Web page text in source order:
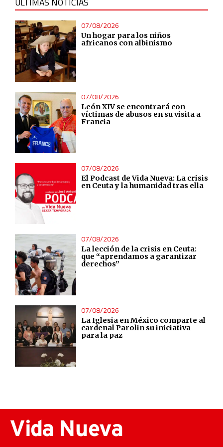
07/08/2026
Un hogar para los niños
africanos con albinismo
07/08/2026
León XIV se encontrará con
víctimas de abusos en su visita a
Francia
07/08/2026
El Podcast de Vida Nueva: La crisis
en Ceuta y la humanidad tras ella
07/08/2026
La lección de la crisis en Ceuta:
que “aprendamos a garantizar
derechos”
07/08/2026
La Iglesia en México comparte al
cardenal Parolin su iniciativa
para la paz
Understand audiences through statistics or combinations
Develop and improve services
Use limited data to select content
IAB Special Features:
Use precise geolocation data
Identify devices based on information actively requested
Non-IAB processing purposes:
Essential
Analytical
Functional
Advertising